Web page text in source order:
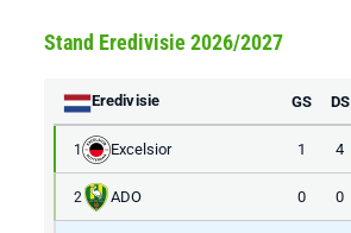
Stand Eredivisie 2026/2027
Eredivisie GS DS
1 Excelsior 1 4
2 ADO 0 0